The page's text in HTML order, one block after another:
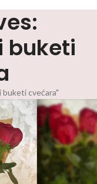
buketi
cvećara"